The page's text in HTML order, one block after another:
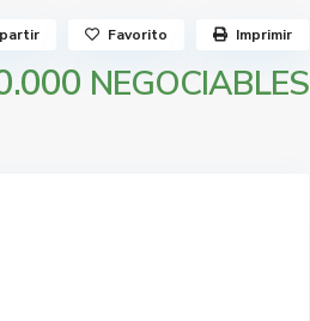
NEGOCIABLES
Favorito Imprimir